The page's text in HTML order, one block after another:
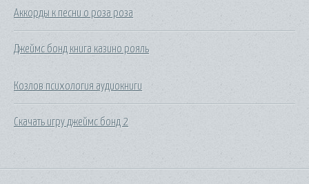
Аккорды к песни о роза роза
Джеймс бонд книга казино рояль
Козлов психология аудиокниги
Скачать игру джеймс бонд 2